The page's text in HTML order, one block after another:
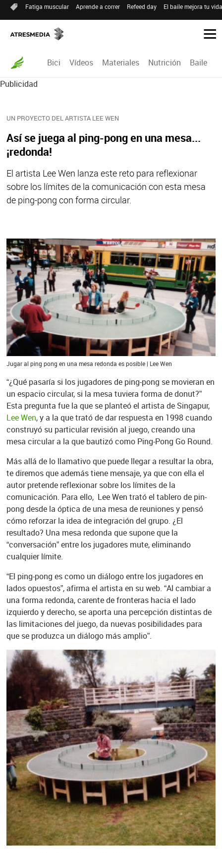
Fatiga muscular Aprende a correr Refeed day El baile mejora tu
Bici Vídeos Materiales Nutrición Baile
Publicidad
UN PROYECTO DEL ARTISTA LEE WEN
Así se juega al ping-pong en una mesa...
¡redonda!
El artista Lee Wen lanza este reto para reflexionar
sobre los límites de la comunicación con esta mesa
de ping-pong con forma circular.
Jugar al ping pong en una mesa redonda es posible | Lee Wen
“¿Qué pasaría si los jugadores de ping-pong se movieran en
un espacio circular, si la mesa tuviera forma de donut?”
Esta pregunta fue la que se planteó el artista de Singapur,
Lee Wen, y a la que trató de dar respuesta en 1998 cuando
construyó su particular revisión al juego, creando una
mesa circular a la que bautizó como Ping-Pong Go Round.
Más allá de lo llamativo que puede llegar a resultar la obra,
te diremos que además tiene mensaje, ya que con ella el
autor pretende reflexionar sobre los límites de la
comunicación. Para ello, Lee Wen trató el tablero de pin-
pong desde la óptica de una mesa de reuniones y pensó
cómo reforzar la idea de integración del grupo. ¿El
resultado? Una mesa redonda que supone que la
“conversación” entre los jugadores mute, eliminando
cualquier límite.
“El ping-pong es como un diálogo entre los jugadores en
lados opuestos”, afirma el artista en su web. “Al cambiar a
una forma redonda, carente de fronteras hacia el lado
izquierdo y derecho, se aporta una percepción distintas de
las limitaciones del juego, da nuevas posibilidades para
que se produzca un diálogo más amplio”.